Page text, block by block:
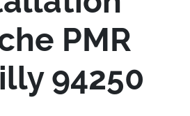
PMR
94250